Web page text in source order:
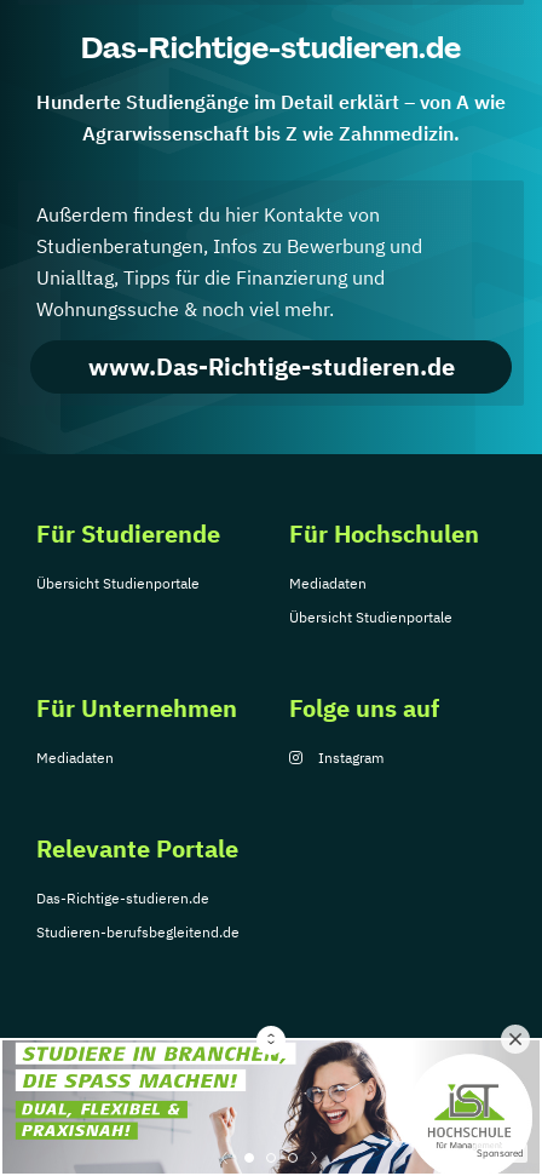
Sponsored
Das-Richtige-studieren.de
Hunderte Studiengänge im Detail erklärt – von A wie
Agrarwissenschaft bis Z wie Zahnmedizin.
Außerdem findest du hier Kontakte von
Studienberatungen, Infos zu Bewerbung und
Unialltag, Tipps für die Finanzierung und
Wohnungssuche & noch viel mehr.
www.Das-Richtige-studieren.de
Für Studierende
Übersicht Studienportale
Für Hochschulen
Mediadaten
Übersicht Studienportale
Für Unternehmen
Mediadaten
Relevante Portale
Das-Richtige-studieren.de
Studieren-berufsbegleitend.de
Folge uns auf
Instagram
© Copyright 2026, TarGroup Media GmbH
Impressum
Über
Datenschutzerklärung Nutzungsbedingungen